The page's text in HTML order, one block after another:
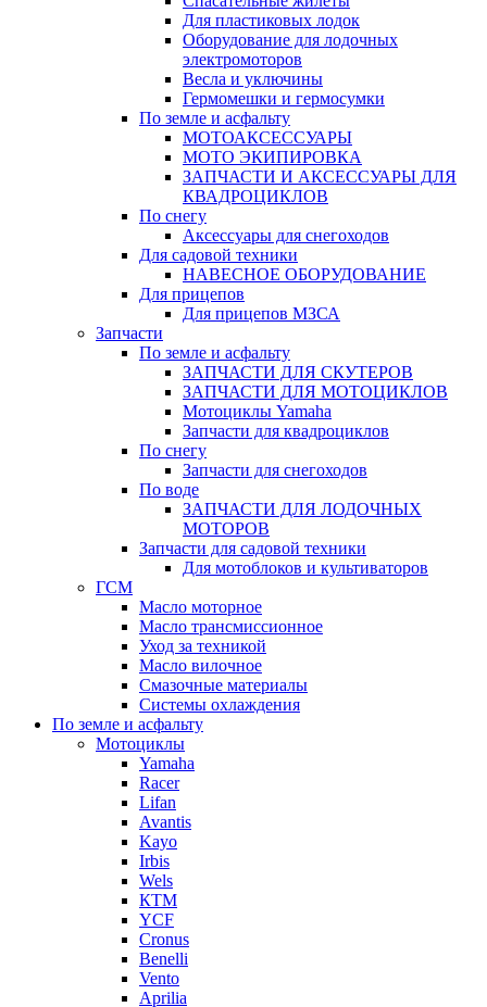
Для пластиковых лодок
Оборудование для лодочных
электромоторов
Весла и уключины
Гермомешки и гермосумки
По земле и асфальту
МОТОАКСЕССУАРЫ
МОТО ЭКИПИРОВКА
ЗАПЧАСТИ И АКСЕССУАРЫ ДЛЯ
КВАДРОЦИКЛОВ
По снегу
Аксессуары для снегоходов
Для садовой техники
НАВЕСНОЕ ОБОРУДОВАНИЕ
Для прицепов
Для прицепов МЗСА
Запчасти
По земле и асфальту
ЗАПЧАСТИ ДЛЯ СКУТЕРОВ
ЗАПЧАСТИ ДЛЯ МОТОЦИКЛОВ
Мотоциклы Yamaha
Запчасти для квадроциклов
По снегу
Запчасти для снегоходов
По воде
ЗАПЧАСТИ ДЛЯ ЛОДОЧНЫХ
МОТОРОВ
Запчасти для садовой техники
Для мотоблоков и культиваторов
ГСМ
Масло моторное
Масло трансмиссионное
Уход за техникой
Масло вилочное
Смазочные материалы
Системы охлаждения
По земле и асфальту
Мотоциклы
Yamaha
Racer
Lifan
Avantis
Kayo
Irbis
Wels
КТМ
YCF
Cronus
Benelli
Vento
Aprilia